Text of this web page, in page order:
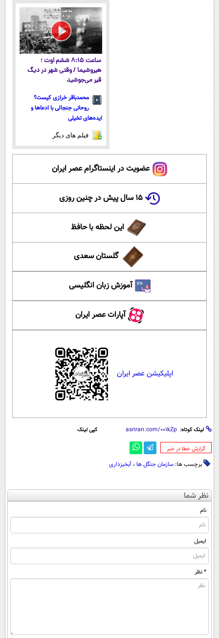
ساعت ۸:۱۵ ششم اوت ؛
هیروشیما / وقتی شهر در دیگ
قیر می‌جوشید
محمدباقر خرازی کیست؟
روحانی جنجالی با ادعاها و
ایده‌های تخیلی
فیلم های دیگر
عضویت در اینستاگرام عصر ایران
۱۵ سال پیش در چنین روزی
این لحظه با حافظ
گلستان سعدی
آموزش زبان انگلیسی
آپارات عصر ایران
اپلیکیشن عصر ایران
لینک کوتاه: کپی لینک
‌گزارش خطا در خبر
برچسب ها: سازمان جنگل ها ، آبخیزداری
نظر شما
نام
ایمیل
* نظر